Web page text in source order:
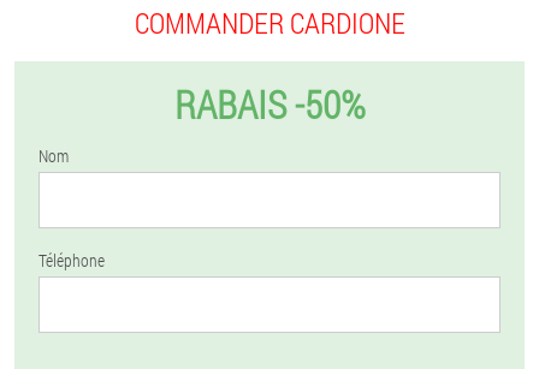
COMMANDER CARDIONE
RABAIS -50%
Nom
Téléphone